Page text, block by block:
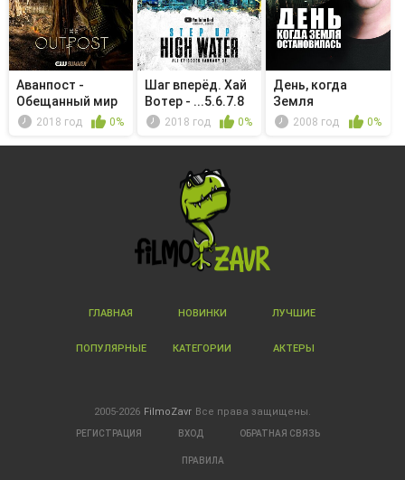
Аванпост -
Обещанный мир
2018 год 0%
Шаг вперёд. Хай
Вотер - ...5.6.7.8
2018 год 0%
День, когда
Земля
остановилась
2008 год 0%
ГЛАВНАЯ НОВИНКИ ЛУЧШИЕ
ПОПУЛЯРНЫЕ КАТЕГОРИИ АКТЕРЫ
2005-2026 FilmoZavr Все права защищены.
РЕГИСТРАЦИЯ ВХОД ОБРАТНАЯ СВЯЗЬ
ПРАВИЛА